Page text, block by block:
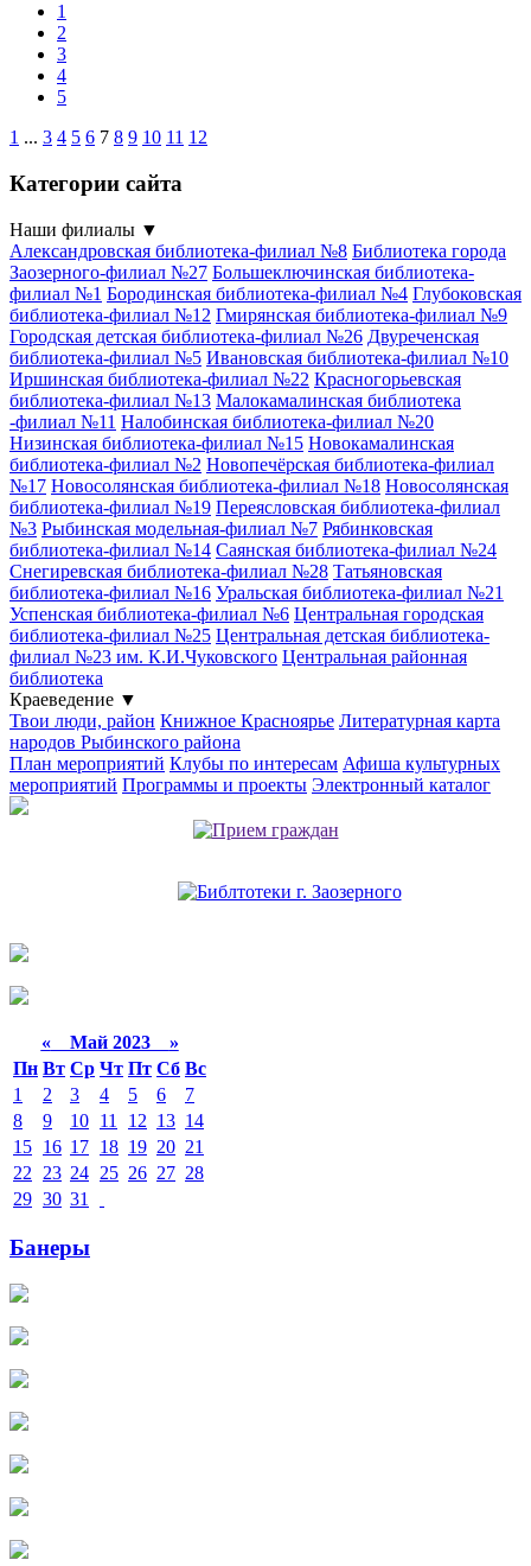
1
2
3
4
5
1 ... 3 4 5 6 7 8 9 10 11 12
Категории сайта
Наши филиалы ▼
Александровская библиотека-филиал №8 Библиотека города
Заозерного-филиал №27 Большеключинская библиотека-
филиал №1 Бородинская библиотека-филиал №4 Глубоковская
библиотека-филиал №12 Гмирянская библиотека-филиал №9
Городская детская библиотека-филиал №26 Двуреченская
библиотека-филиал №5 Ивановская библиотека-филиал №10
Иршинская библиотека-филиал №22 Красногорьевская
библиотека-филиал №13 Малокамалинская библиотека
-филиал №11 Налобинская библиотека-филиал №20
Низинская библиотека-филиал №15 Новокамалинская
библиотека-филиал №2 Новопечёрская библиотека-филиал
№17 Новосолянская библиотека-филиал №18 Новосолянская
библиотека-филиал №19 Переясловская библиотека-филиал
№3 Рыбинская модельная-филиал №7 Рябинковская
библиотека-филиал №14 Саянская библиотека-филиал №24
Снегиревская библиотека-филиал №28 Татьяновская
библиотека-филиал №16 Уральская библиотека-филиал №21
Успенская библиотека-филиал №6 Центральная городская
библиотека-филиал №25 Центральная детская библиотека-
филиал №23 им. К.И.Чуковского Центральная районная
библиотека
Краеведение ▼
Твои люди, район Книжное Красноярье Литературная карта
народов Рыбинского района
План мероприятий Клубы по интересам Афиша культурных
мероприятий Программы и проекты Электронный каталог
«Май 2023 »
Пн Вт Ср Чт Пт Сб Вс
1
2 3 4 5 6
7
8
9 10 11 12 13 14
15 16 17 18 19 20 21
22
23 24 25 26 27 28
29 30 31
Банеры